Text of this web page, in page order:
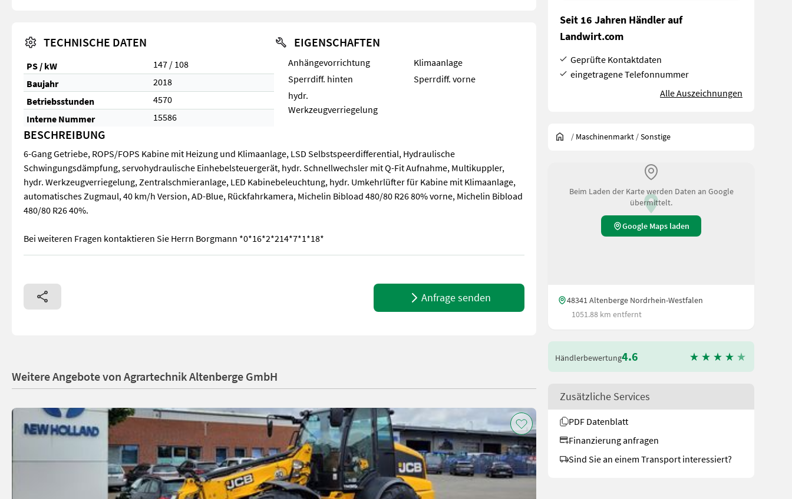
TECHNISCHE DATEN
PS / kW
147 / 108
Baujahr
2018
Betriebsstunden
4570
Interne Nummer
15586
EIGENSCHAFTEN
Anhängevorrichtung
Klimaanlage
Sperrdiff. hinten
Sperrdiff. vorne
hydr.
Werkzeugverriegelung
BESCHREIBUNG
6-Gang Getriebe, ROPS/FOPS Kabine mit Heizung und Klimaanlage, LSD Selbstspeerdifferential, Hydraulische
Schwingungsdämpfung, servohydraulische Einhebelsteuergerät, hydr. Schnellwechsler mit Q-Fit Aufnahme, Multikuppler,
hydr. Werkzeugverriegelung, Zentralschmieranlage, LED Kabinebeleuchtung, hydr. Umkehrlüfter für Kabine mit Klimaanlage,
automatisches Zugmaul, 40 km/h Version, AD-Blue, Rückfahrkamera, Michelin Bibload 480/80 R26 80% vorne, Michelin Bibload
480/80 R26 40%.
Bei weiteren Fragen kontaktieren Sie Herrn Borgmann *0*16*2*214*7*1*18*
6-Gang Getriebe, ROPS/FOPS Kabine mit Heizung und Klimaanlage, LSD Selbstspeerdifferential, Hydraulische Schwingungsdämpfung, servohydraulische Einhebelsteuergerät, hydr.
Anfrage senden
Seit 16 Jahren Händler auf
Landwirt.com
Geprüfte Kontaktdaten
eingetragene Telefonnummer
Alle Auszeichnungen
/ Maschinenmarkt /Sonstige
Beim Laden der Karte werden Daten an Google
übermittelt.
Google Maps laden
48341 Altenberge Nordrhein-Westfalen
1051.88 km entfernt
Händlerbewertung4.6
Zusätzliche Services
PDF Datenblatt
Finanzierung anfragen
Sind Sie an einem Transport interessiert?
Weitere Angebote von Agrartechnik Altenberge GmbH